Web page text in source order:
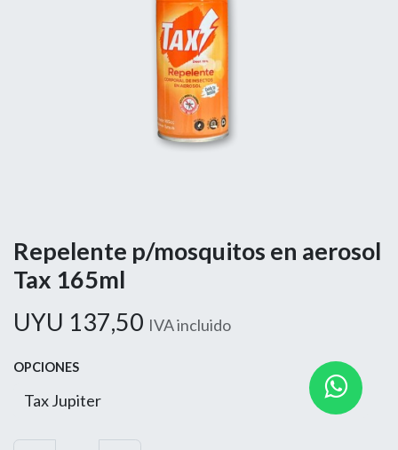
Repelente p/mosquitos en aerosol
Tax 165ml
UYU 137,50 IVA incluido
OPCIONES